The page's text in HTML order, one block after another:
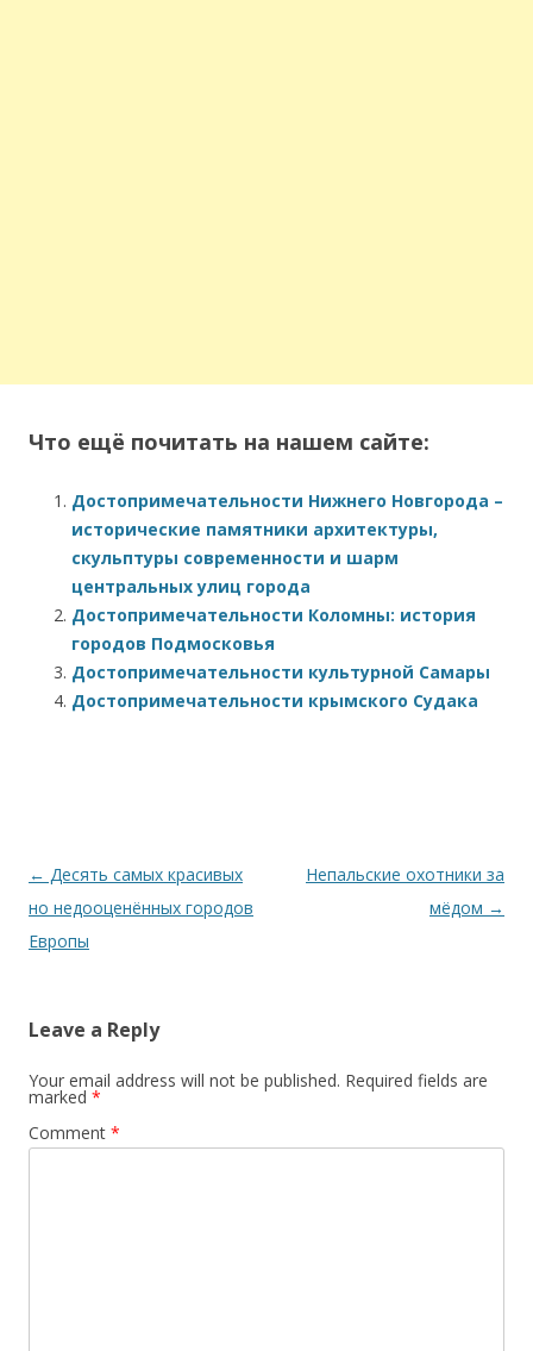
Что ещё почитать на нашем сайте:
Достопримечательности Нижнего Новгорода –
исторические памятники архитектуры,
скульптуры современности и шарм
центральных улиц города
Достопримечательности Коломны: история
городов Подмосковья
Достопримечательности культурной Самары
Достопримечательности крымского Судака
Post navigation
← Десять самых красивых
но недооценённых городов
Европы
Непальские охотники за
мёдом →
Leave a Reply
Your email address will not be published. Required fields are
marked *
Comment *